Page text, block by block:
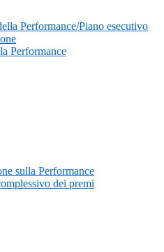
Performance/Piano esecutivo
Performance
sulla Performance
dei premi